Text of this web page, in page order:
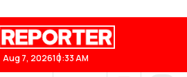
Aug 7, 202610:33 AM